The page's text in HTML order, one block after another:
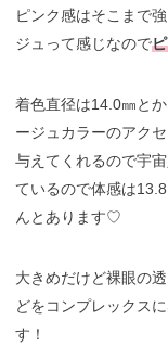
ピンク感はそこまで
ジュって感じなので
着色直径は14.0㎜と
ージュカラーのアク
与えてくれるので宇
ているので体感は
んとあります♡
大きめだけど裸眼の
どをコンプレックス
す！